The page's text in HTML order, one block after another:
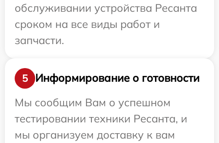
обслуживании устройства Ресанта
сроком на все виды работ и
запчасти.
5
Информирование о готовности
Мы сообщим Вам о успешном
тестировании техники Ресанта, и
мы организуем доставку к вам